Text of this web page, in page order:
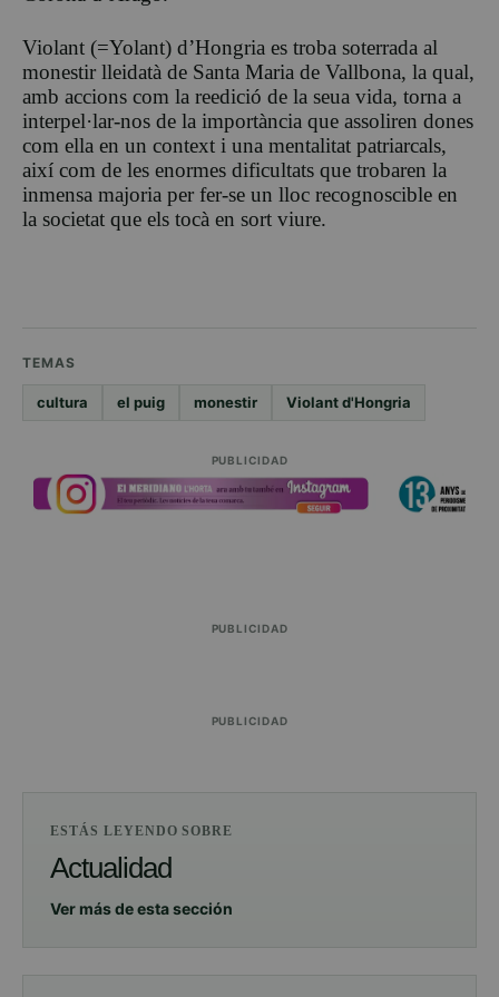
Violant (=Yolant) d’Hongria es troba soterrada al
monestir lleidatà de Santa Maria de Vallbona, la qual,
amb accions com la reedició de la seua vida, torna a
interpel·lar-nos de la importància que assoliren dones
com ella en un context i una mentalitat patriarcals,
així com de les enormes dificultats que trobaren la
inmensa majoria per fer-se un lloc recognoscible en
la societat que els tocà en sort viure.
TEMAS
cultura el puig monestir Violant d'Hongria
PUBLICIDAD
PUBLICIDAD
PUBLICIDAD
ESTÁS LEYENDO SOBRE
Actualidad
Ver más de esta sección